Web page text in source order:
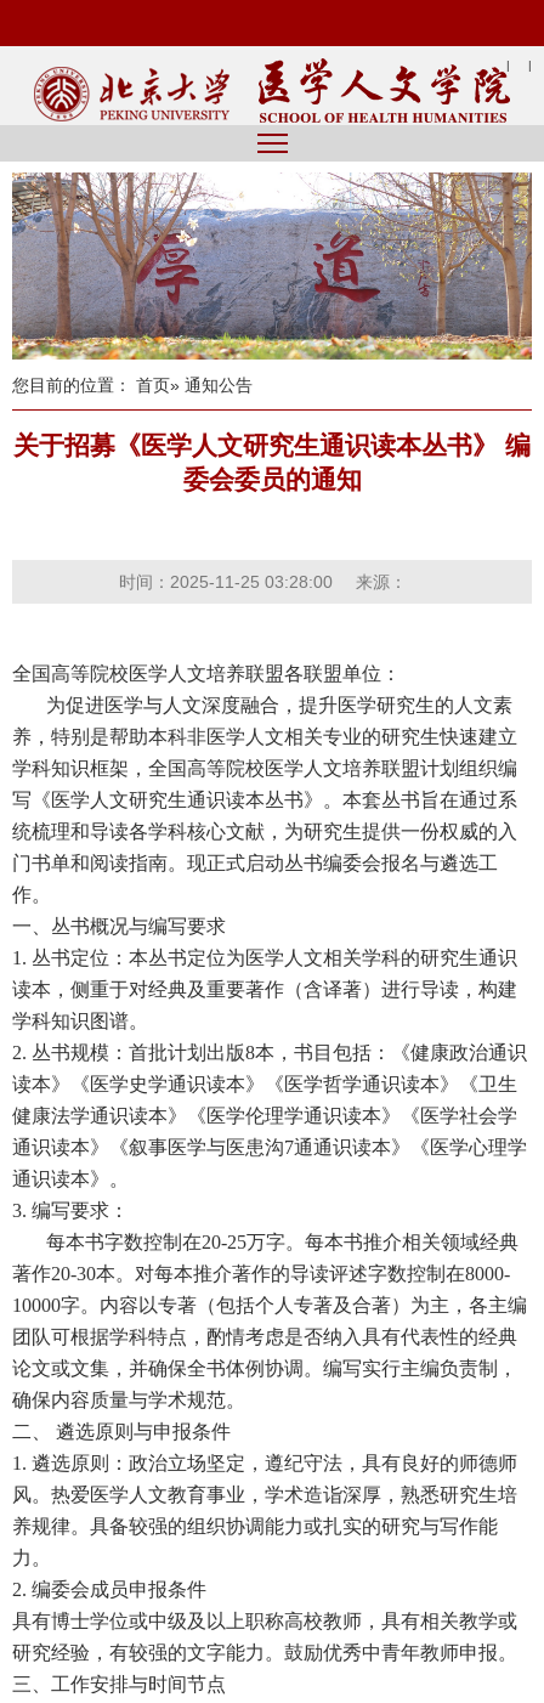
| |
您目前的位置： 首页» 通知公告
关于招募《医学人文研究生通识读本丛书》 编
委会委员的通知
时间：2025-11-25 03:28:00 来源：
全国高等院校医学人文培养联盟各联盟单位：
为促进医学与人文深度融合，提升医学研究生的人文素
养，特别是帮助本科非医学人文相关专业的研究生快速建立
学科知识框架，全国高等院校医学人文培养联盟计划组织编
写《医学人文研究生通识读本丛书》。本套丛书旨在通过系
统梳理和导读各学科核心文献，为研究生提供一份权威的入
门书单和阅读指南。现正式启动丛书编委会报名与遴选工
作。
一、丛书概况与编写要求
1. 丛书定位：本丛书定位为医学人文相关学科的研究生通识
读本，侧重于对经典及重要著作（含译著）进行导读，构建
学科知识图谱。
2. 丛书规模：首批计划出版8本，书目包括：《健康政治通识
读本》《医学史学通识读本》《医学哲学通识读本》《卫生
健康法学通识读本》《医学伦理学通识读本》《医学社会学
通识读本》《叙事医学与医患沟7通通识读本》《医学心理学
通识读本》。
3. 编写要求：
每本书字数控制在20-25万字。每本书推介相关领域经典
著作20-30本。对每本推介著作的导读评述字数控制在8000-
10000字。内容以专著（包括个人专著及合著）为主，各主编
团队可根据学科特点，酌情考虑是否纳入具有代表性的经典
论文或文集，并确保全书体例协调。编写实行主编负责制，
确保内容质量与学术规范。
二、 遴选原则与申报条件
1. 遴选原则：政治立场坚定，遵纪守法，具有良好的师德师
风。热爱医学人文教育事业，学术造诣深厚，熟悉研究生培
养规律。具备较强的组织协调能力或扎实的研究与写作能
力。
2. 编委会成员申报条件
具有博士学位或中级及以上职称高校教师，具有相关教学或
研究经验，有较强的文字能力。鼓励优秀中青年教师申报。
三、工作安排与时间节点